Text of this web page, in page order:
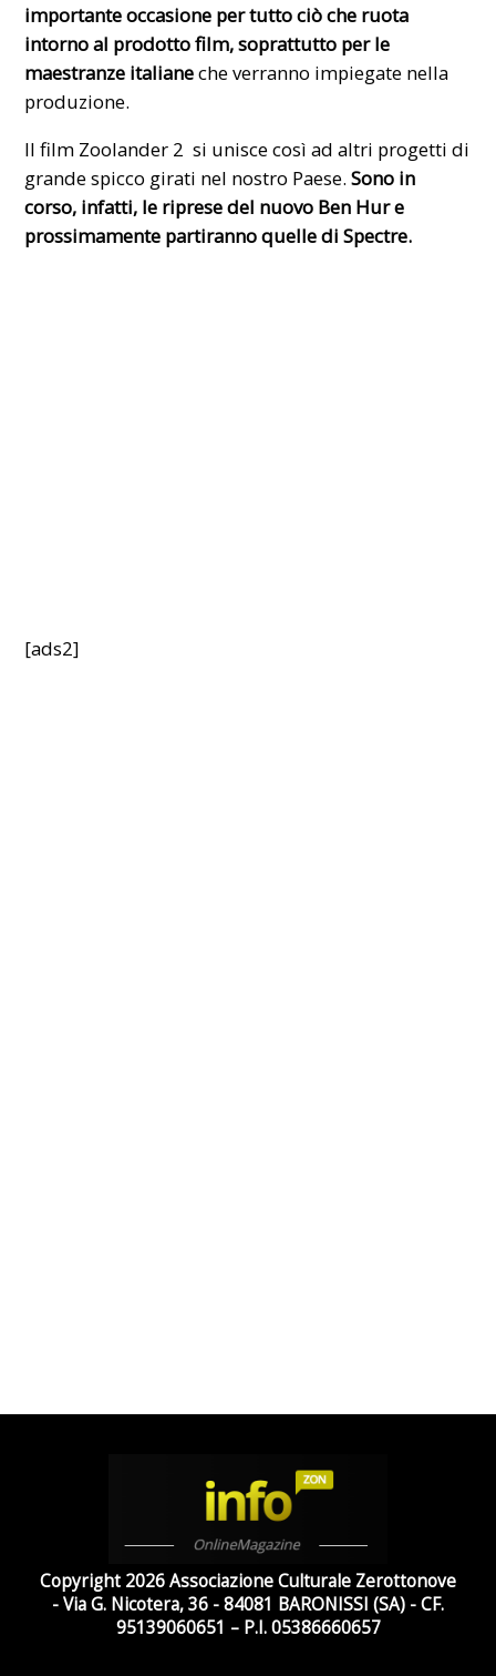
importante occasione per tutto ciò che ruota
intorno al prodotto film, soprattutto per le
maestranze italianeche verranno impiegate nella
produzione.
Il film Zoolander 2 si unisce così ad altri progetti di
grande spicco girati nel nostro Paese.Sono in
corso, infatti, le riprese del nuovo Ben Hur e
prossimamente partiranno quelle di Spectre.
[ads2]
Copyright 2026 Associazione Culturale Zerottonove
- Via G. Nicotera, 36 - 84081 BARONISSI (SA) - CF.
95139060651 – P.I. 05386660657